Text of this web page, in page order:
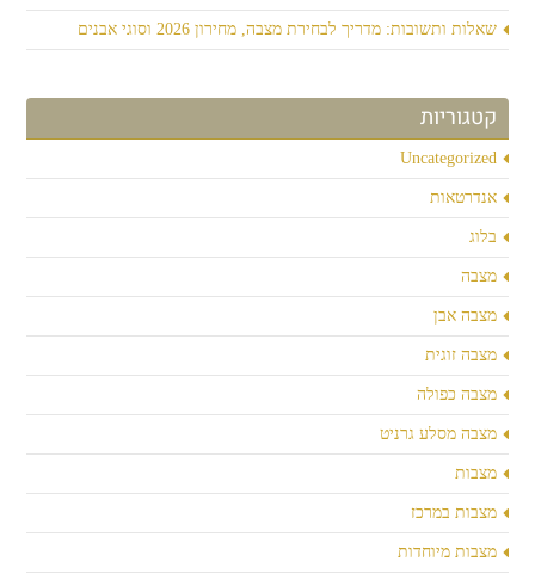
שאלות ותשובות: מדריך לבחירת מצבה, מחירון 2026 וסוגי אבנים
קטגוריות
Uncategorized
אנדרטאות
בלוג
מצבה
מצבה אבן
מצבה זוגית
מצבה כפולה
מצבה מסלע גרניט
מצבות
מצבות במרכז
מצבות מיוחדות